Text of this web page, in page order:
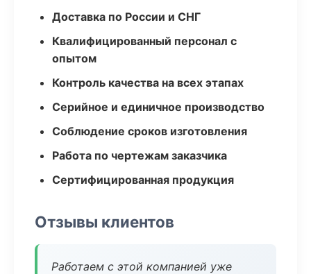
Доставка по России и СНГ
Квалифицированный персонал с
опытом
Контроль качества на всех этапах
Серийное и единичное производство
Соблюдение сроков изготовления
Работа по чертежам заказчика
Сертифицированная продукция
Отзывы клиентов
Работаем с этой компанией уже